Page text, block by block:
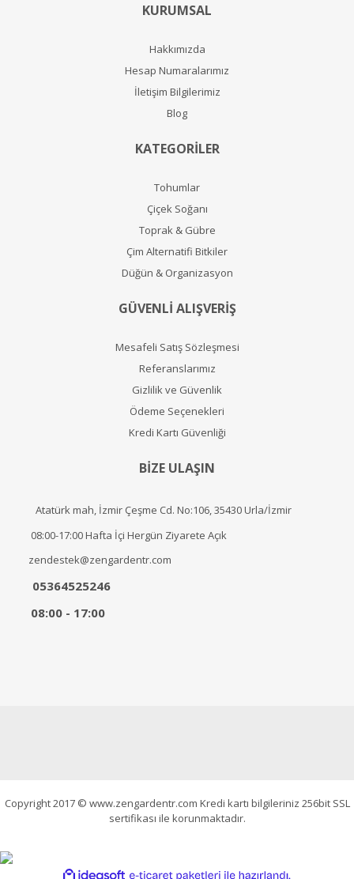
KURUMSAL
Hakkımızda
Hesap Numaralarımız
İletişim Bilgilerimiz
Blog
KATEGORİLER
Tohumlar
Çiçek Soğanı
Toprak & Gübre
Çim Alternatifi Bitkiler
Düğün & Organizasyon
GÜVENLİ ALIŞVERİŞ
Mesafeli Satış Sözleşmesi
Referanslarımız
Gizlilik ve Güvenlik
Ödeme Seçenekleri
Kredi Kartı Güvenliği
BİZE ULAŞIN
Atatürk mah, İzmir Çeşme Cd. No:106, 35430 Urla/İzmir
08:00-17:00 Hafta İçi Hergün Ziyarete Açık
zendestek@zengardentr.com
05364525246
08:00 - 17:00
Copyright 2017 © www.zengardentr.com Kredi kartı bilgileriniz 256bit SSL
sertifikası ile korunmaktadır.
ideasoft e-